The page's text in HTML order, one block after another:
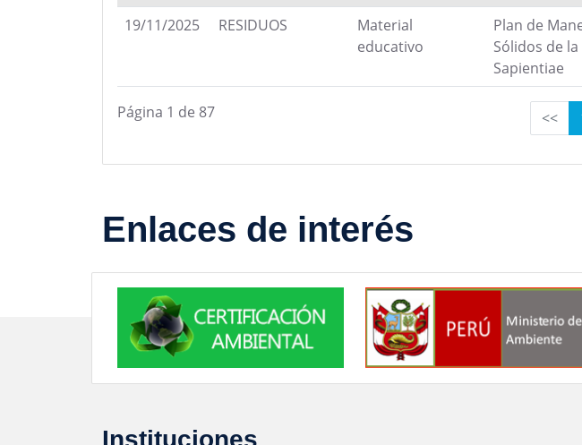
19/11/2025 RESIDUOS
Material
educativo
Plan de
Sólidos de
Sapientiae
Página 1 de 87 <<
Enlaces de interés
Instituciones